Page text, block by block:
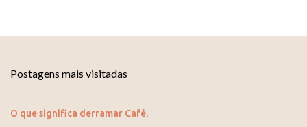
Postagens mais visitadas
O que significa derramar Café.